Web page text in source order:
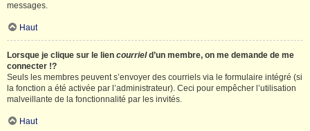
messages.
Haut
Lorsque je clique sur le lien courrield’un membre, on me demande de me
connecter !?
Seuls les membres peuvent s’envoyer des courriels via le formulaire intégré (si
la fonction a été activée par l’administrateur). Ceci pour empêcher l’utilisation
malveillante de la fonctionnalité par les invités.
Haut